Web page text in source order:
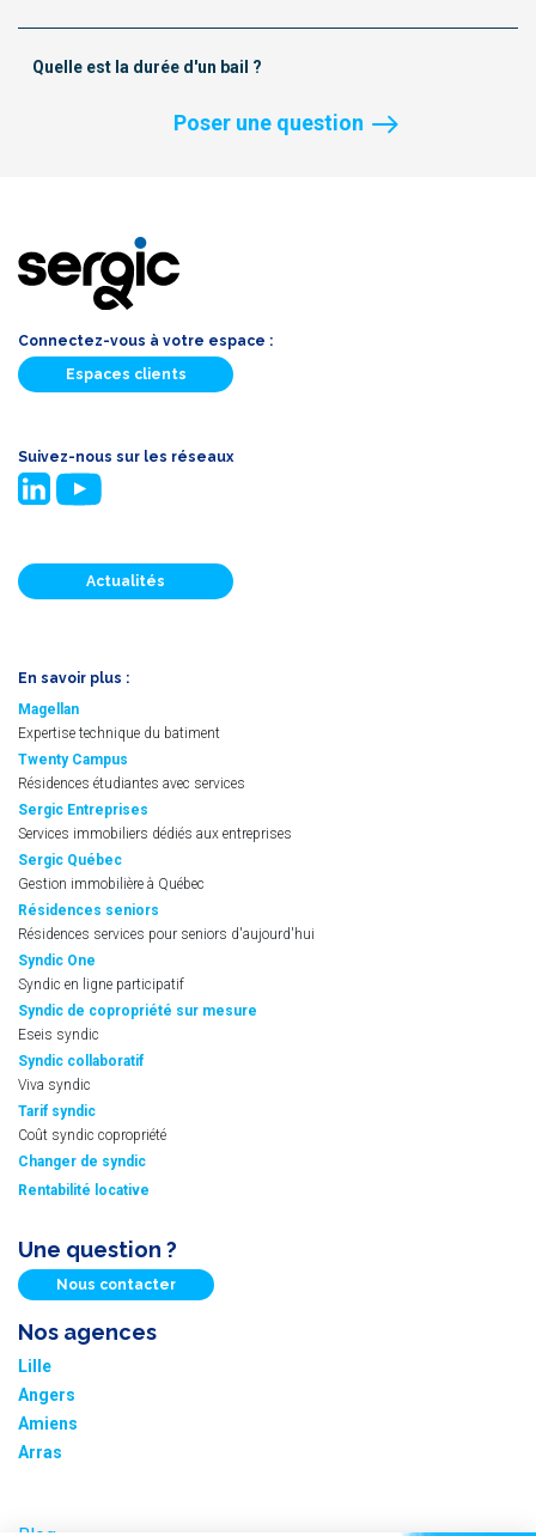
Quelle est la durée d'un bail ?
Poser une question
Connectez-vous à votre espace :
Espaces clients
Suivez-nous sur les réseaux
Actualités
En savoir plus :
Magellan
Expertise technique du batiment
Twenty Campus
Résidences étudiantes avec services
Sergic Entreprises
Services immobiliers dédiés aux entreprises
Sergic Québec
Gestion immobilière à Québec
Résidences seniors
Résidences services pour seniors d'aujourd'hui
Syndic One
Syndic en ligne participatif
Syndic de copropriété sur mesure
Eseis syndic
Syndic collaboratif
Viva syndic
Tarif syndic
Coût syndic copropriété
Changer de syndic
Rentabilité locative
Une question ?
Nous contacter
Nos agences
Lille
Angers
Amiens
Arras